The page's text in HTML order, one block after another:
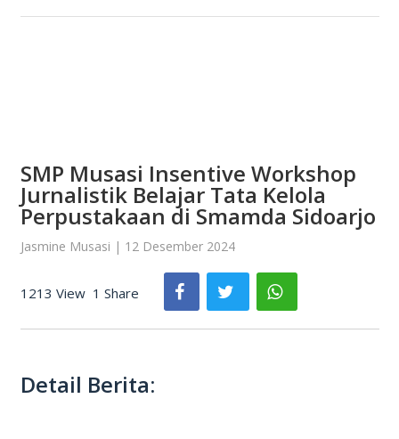
SMP Musasi Insentive Workshop
Jurnalistik Belajar Tata Kelola
Perpustakaan di Smamda Sidoarjo
Jasmine Musasi | 12 Desember 2024
1213 View 1 Share
Detail Berita: